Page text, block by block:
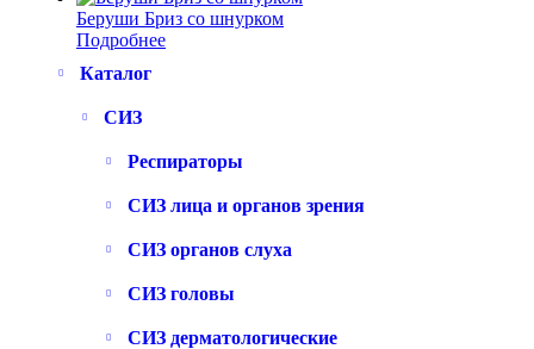
Беруши Бриз со шнурком
Подробнее
Каталог
СИЗ
Респираторы
СИЗ лица и органов зрения
СИЗ органов слуха
СИЗ головы
СИЗ дерматологические